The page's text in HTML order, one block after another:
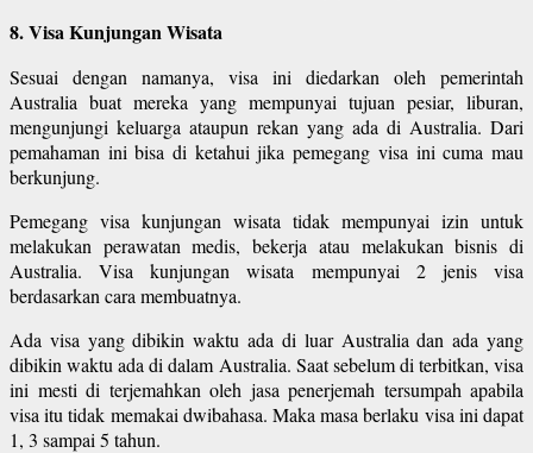
8. Visa Kunjungan Wisata
Sesuai dengan namanya, visa ini diedarkan oleh pemerintah
Australia buat mereka yang mempunyai tujuan pesiar, liburan,
mengunjungi keluarga ataupun rekan yang ada di Australia. Dari
pemahaman ini bisa di ketahui jika pemegang visa ini cuma mau
berkunjung.
Pemegang visa kunjungan wisata tidak mempunyai izin untuk
melakukan perawatan medis, bekerja atau melakukan bisnis di
Australia. Visa kunjungan wisata mempunyai 2 jenis visa
berdasarkan cara membuatnya.
Ada visa yang dibikin waktu ada di luar Australia dan ada yang
dibikin waktu ada di dalam Australia. Saat sebelum di terbitkan, visa
ini mesti di terjemahkan oleh jasa penerjemah tersumpah apabila
visa itu tidak memakai dwibahasa. Maka masa berlaku visa ini dapat
1, 3 sampai 5 tahun.